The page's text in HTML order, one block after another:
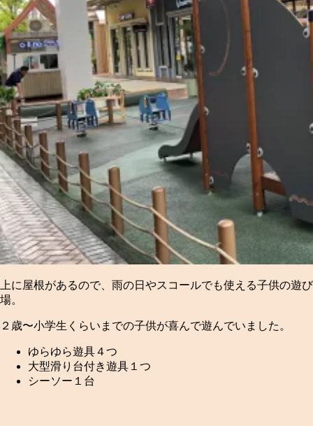
上に屋根があるので、雨の日やスコールでも使える子供の遊び
場。
２歳〜小学生くらいまでの子供が喜んで遊んでいました。
ゆらゆら遊具４つ
大型滑り台付き遊具１つ
シーソー１台